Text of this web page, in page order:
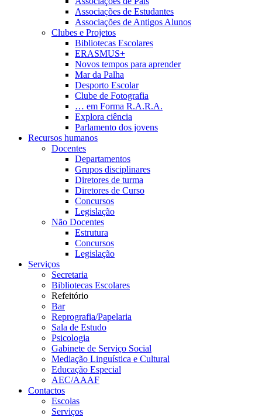
Associações de Estudantes
Associações de Antigos Alunos
Clubes e Projetos
Bibliotecas Escolares
ERASMUS+
Novos tempos para aprender
Mar da Palha
Desporto Escolar
Clube de Fotografia
… em Forma R.A.R.A.
Explora ciência
Parlamento dos jovens
Recursos humanos
Docentes
Departamentos
Grupos disciplinares
Diretores de turma
Diretores de Curso
Concursos
Legislação
Não Docentes
Estrutura
Concursos
Legislação
Serviços
Secretaria
Bibliotecas Escolares
Refeitório
Bar
Reprografia/Papelaria
Sala de Estudo
Psicologia
Gabinete de Serviço Social
Mediação Linguística e Cultural
Educação Especial
AEC/AAAF
Contactos
Escolas
Serviços